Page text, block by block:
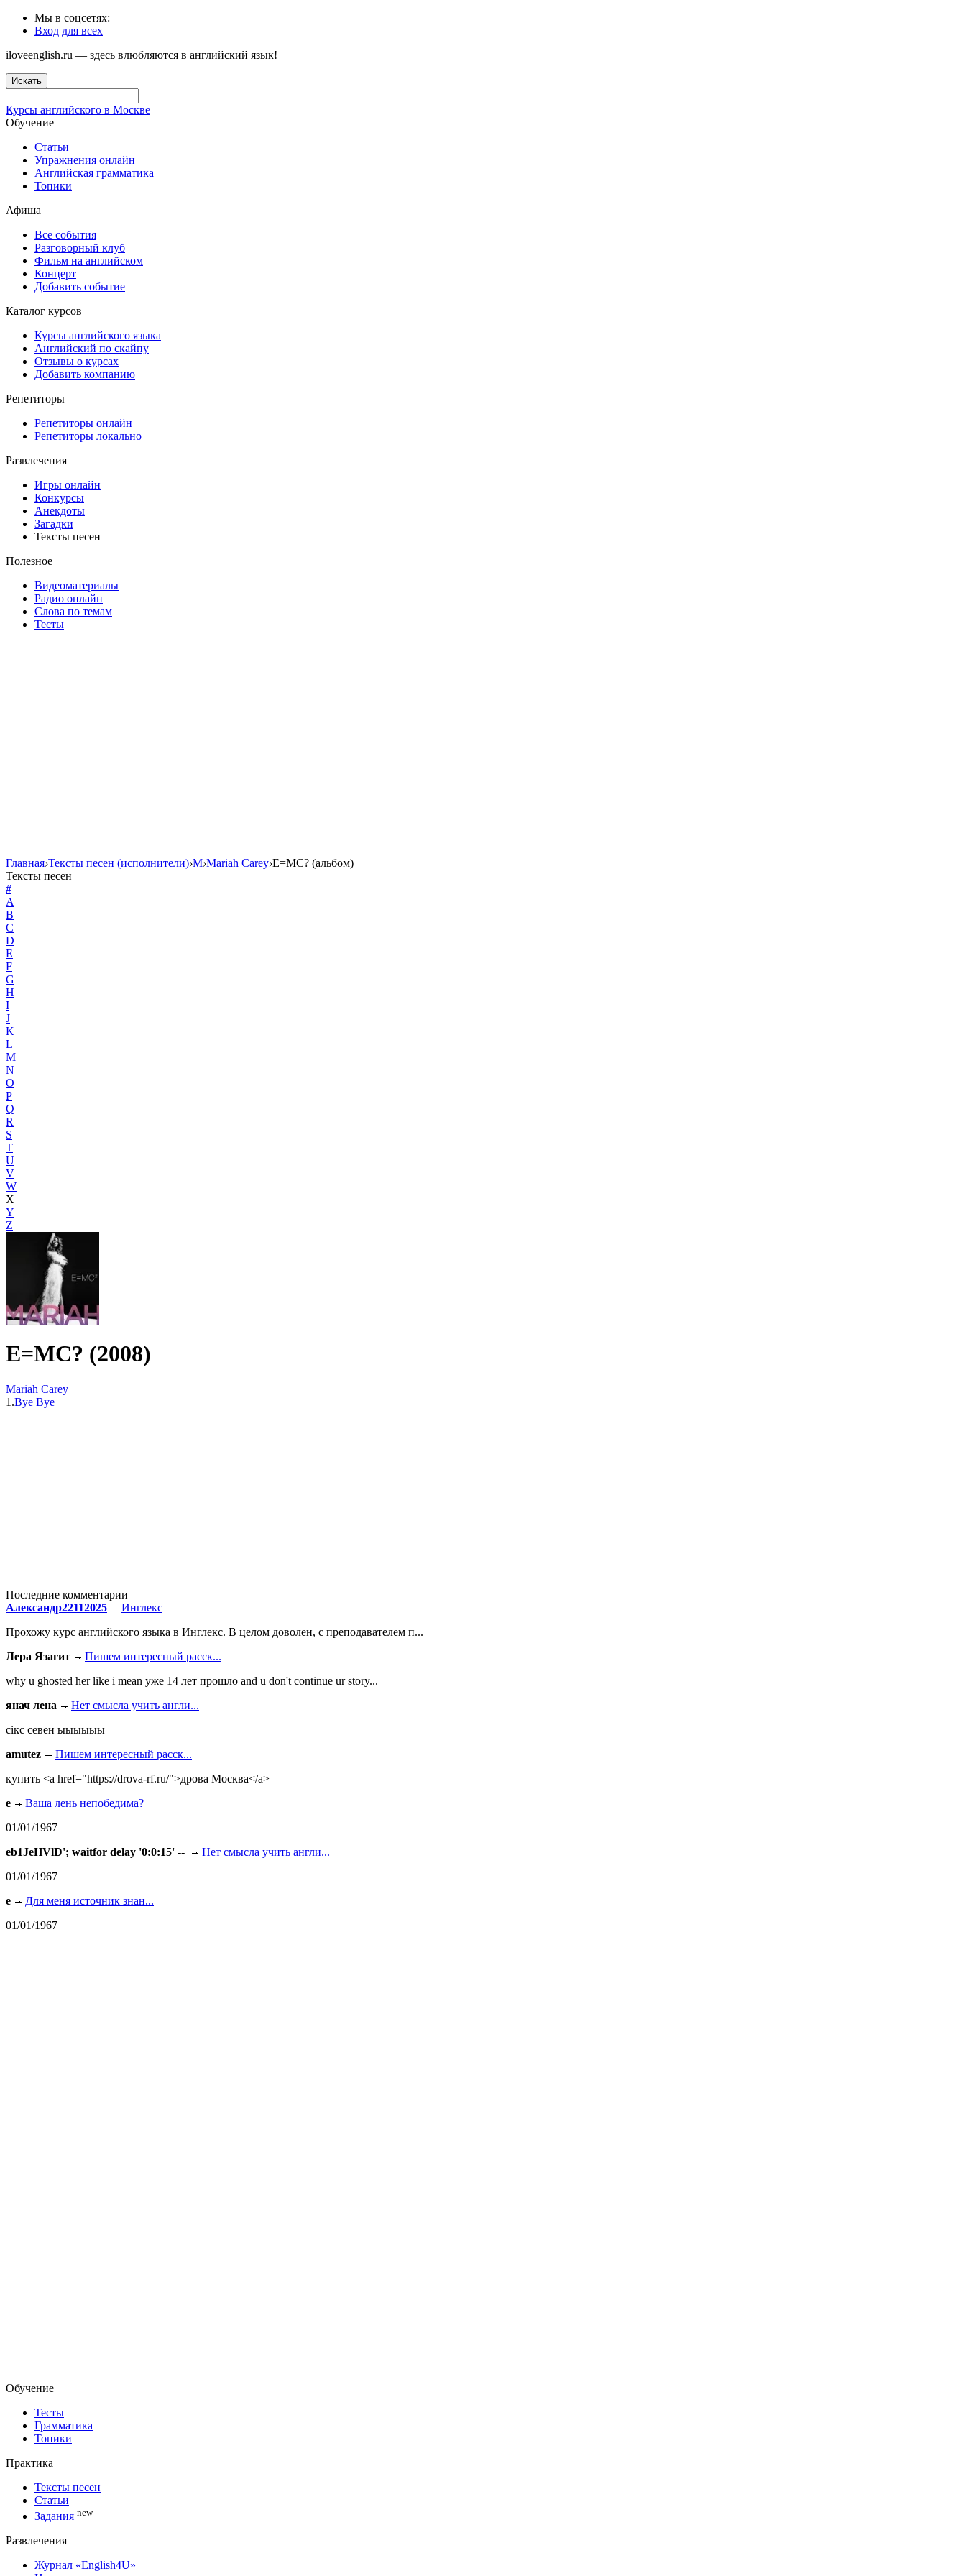
Мы в соцсетях:
Вход для всех
iloveenglish.ru — здесь влюбляются в английский язык!
Искать
Курсы английского в Москве
Обучение
Статьи
Упражнения онлайн
Английская грамматика
Топики
Афиша
Все события
Разговорный клуб
Фильм на английском
Концерт
Добавить событие
Каталог курсов
Курсы английского языка
Английский по скайпу
Отзывы о курсах
Добавить компанию
Репетиторы
Репетиторы онлайн
Репетиторы локально
Развлечения
Игры онлайн
Конкурсы
Анекдоты
Загадки
Тексты песен
Полезное
Видеоматериалы
Радио онлайн
Слова по темам
Тесты
Главная›Тексты песен (исполнители)›M›Mariah Carey›E=MC? (альбом)
Тексты песен
#
A
B
C
D
E
F
G
H
I
J
K
L
M
N
O
P
Q
R
S
T
U
V
W
X
Y
Z
E=MC? (2008)
Mariah Carey
1.Bye Bye
Последние комментарии
Александр22112025
Инглекс
Прохожу курс английского языка в Инглекс. В целом доволен, с преподавателем п...
Лера Язагит
Пишем интересный расск...
why u ghosted her like i mean уже 14 лет прошло and u don't continue ur story...
янач лена
Нет смысла учить англи...
сiкс севен ыыыыыы
amutez
Пишем интересный расск...
купить <a href="https://drova-rf.ru/">дрова Москва</a>
e
Ваша лень непобедима?
01/01/1967
eb1JeHVlD'; waitfor delay '0:0:15' --
Нет смысла учить англи...
01/01/1967
e
Для меня источник знан...
01/01/1967
Обучение
Тесты
Грамматика
Топики
Практика
Тексты песен
Статьи
Задания new
Развлечения
Журнал «English4U»